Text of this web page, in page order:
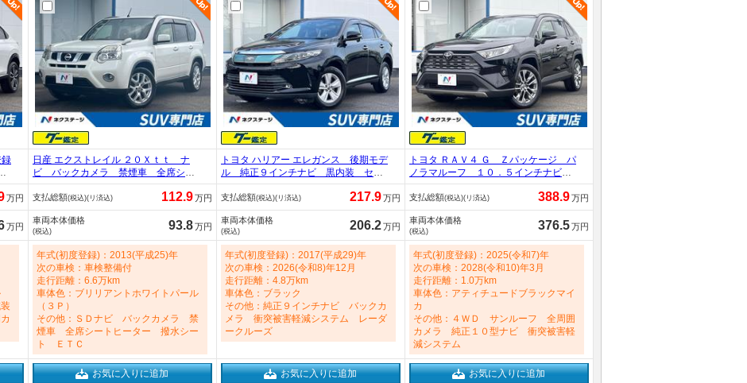
日産 エクストレイル ２０Ｘｔｔ ナ
ビ バックカメラ 禁煙車 全席シー
トヒーター 撥水シート ＨＩＤヘッ
ド ＥＴＣ クルコン ルーフレー
ル オートライト 純正１８インチア
ルミホイール ＣＤ／ＤＶＤ再生 地
デジ 革巻きステアリング 2000cc
トヨタ ハリアー エレガンス 後期モデ
ル 純正９インチナビ 黒内装 セー
フティセンスＰ 寒冷地仕様 クリア
ランスソナー バックカメラ ＥＴ
Ｃ ハーフレザーシート 純正１７イ
ンチアルミ ＬＥＤヘッドランプ レ
ーダークルーズ 禁煙車 2000cc
トヨタ ＲＡＶ４ Ｇ Ｚパッケージ パ
ノラマルーフ １０．５インチナビ
全周囲カメラ 合皮シート／ベンチレ
ーション／シートヒーター デジタル
ミラー ＬＥＤヘッドライト パワー
バックドア ダウンヒルアシスト Ｂ
ＳＭ 禁煙車 2000cc
万円 支払総額(税込)(リ済込) 112.9万円 支払総額(税込)(リ済込) 217.9万円 支払総額(税込)(リ済込) 388.9万円
万円
車両本体価格
(税込) 93.8万円
車両本体価格
(税込) 206.2万円
車両本体価格
(税込) 376.5万円
年式(初度登録)：2013(平成25)年
次の車検：車検整備付
走行距離：6.6万km
車体色：ブリリアントホワイトパール
（３Ｐ）
その他：ＳＤナビ バックカメラ 禁
煙車 全席シートヒーター 撥水シー
ト ＥＴＣ
年式(初度登録)：2017(平成29)年
次の車検：2026(令和8)年12月
走行距離：4.8万km
車体色：ブラック
その他：純正９インチナビ バックカ
メラ 衝突被害軽減システム レーダ
ークルーズ
年式(初度登録)：2025(令和7)年
次の車検：2028(令和10)年3月
走行距離：1.0万km
車体色：アティチュードブラックマイ
カ
その他：４ＷＤ サンルーフ 全周囲
カメラ 純正１０型ナビ 衝突被害軽
減システム
お気に入りに追加
お気に入りに追加
お気に入りに追加